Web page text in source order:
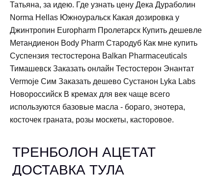
Татьяна, за идею. Где узнать цену Дека Дураболин
Norma Hellas Южноуральск Какая дозировка у
Джинтропин Europharm Пролетарск Купить дешевле
Метандиенон Body Pharm Стародуб Как мне купить
Суспензия тестостерона Balkan Pharmaceuticals
Тимашевск Заказать онлайн Тестостерон Энантат
Vermoje Сим Заказать дешево Сустанон Lyka Labs
Новороссийск В кремах для век чаще всего
используются базовые масла - бораго, энотера,
косточек граната, розы москеты, касторовое.
ТРЕНБОЛОН АЦЕТАТ
ДОСТАВКА ТУЛА